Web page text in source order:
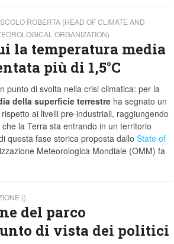
ROBERTA (HEAD OF CLIMATE AND
ORGANIZATION)
la temperatura media
più di 1,5°C
punto di svolta nella crisi climatica: per la
della superficie terrestreha segnato un
ai livelli pre-industriali, raggiungendo
la Terra sta entrando in un territorio
questa fase storica proposta dallo State of
Meteorologica Mondiale (OMM) fa
()
del parco
di vista dei politici